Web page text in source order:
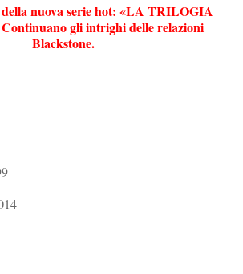
nuova serie hot: «LA TRILOGIA
gli intrighi delle relazioni
Blackstone.